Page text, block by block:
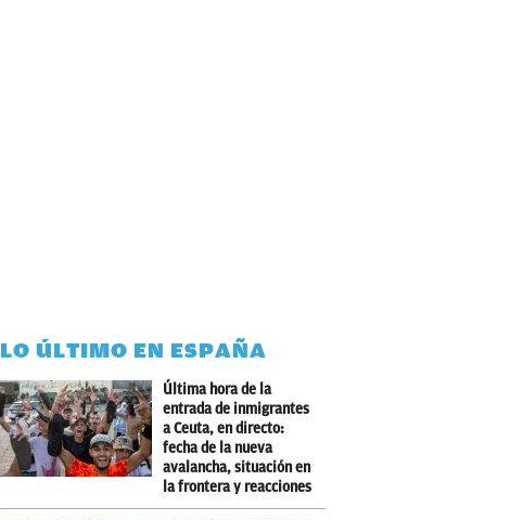
LO ÚLTIMO EN ESPAÑA
Última hora de la
entrada de inmigrantes
a Ceuta, en directo:
fecha de la nueva
avalancha, situación en
la frontera y reacciones